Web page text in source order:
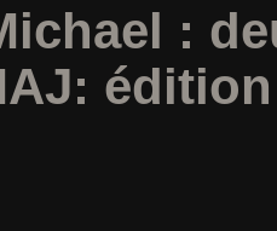
: